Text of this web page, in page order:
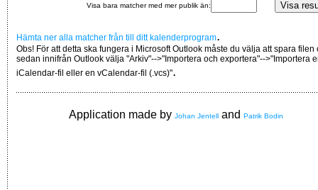
Visa bara matcher med mer publik än:
Hämta ner alla matcher från till ditt kalenderprogram.
Obs! För att detta ska fungera i Microsoft Outlook måste du välja att spara filen
sedan innifrån Outlook välja "Arkiv"-->"Importera och exportera"-->"Importera
iCalendar-fil eller en vCalendar-fil (.vcs)".
Application made by Johan Jentell and Patrik Bodin